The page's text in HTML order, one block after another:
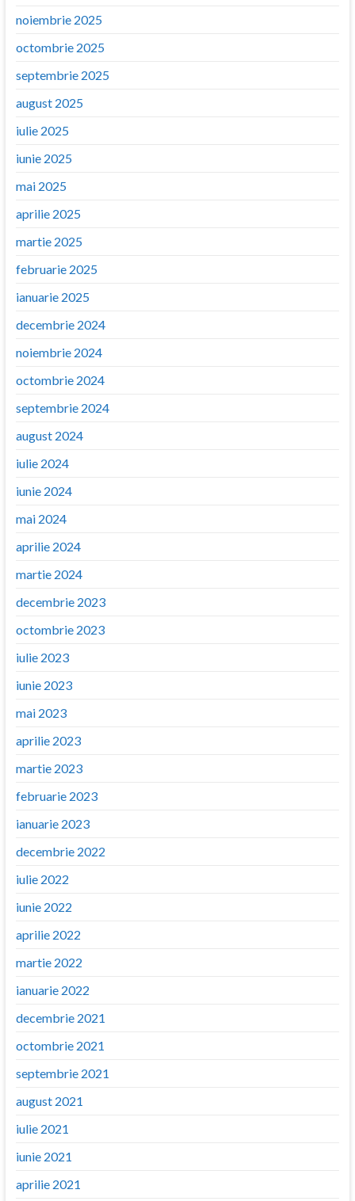
noiembrie 2025
octombrie 2025
septembrie 2025
august 2025
iulie 2025
iunie 2025
mai 2025
aprilie 2025
martie 2025
februarie 2025
ianuarie 2025
decembrie 2024
noiembrie 2024
octombrie 2024
septembrie 2024
august 2024
iulie 2024
iunie 2024
mai 2024
aprilie 2024
martie 2024
decembrie 2023
octombrie 2023
iulie 2023
iunie 2023
mai 2023
aprilie 2023
martie 2023
februarie 2023
ianuarie 2023
decembrie 2022
iulie 2022
iunie 2022
aprilie 2022
martie 2022
ianuarie 2022
decembrie 2021
octombrie 2021
septembrie 2021
august 2021
iulie 2021
iunie 2021
aprilie 2021